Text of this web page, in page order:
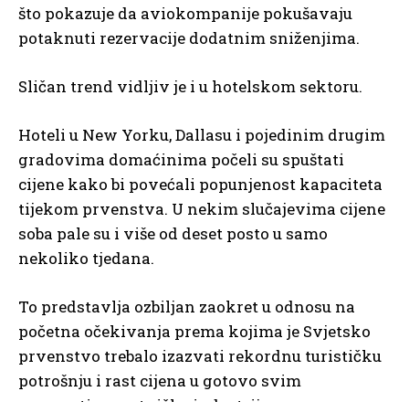
što pokazuje da aviokompanije pokušavaju
potaknuti rezervacije dodatnim sniženjima.
Sličan trend vidljiv je i u hotelskom sektoru.
Hoteli u New Yorku, Dallasu i pojedinim drugim
gradovima domaćinima počeli su spuštati
cijene kako bi povećali popunjenost kapaciteta
tijekom prvenstva. U nekim slučajevima cijene
soba pale su i više od deset posto u samo
nekoliko tjedana.
To predstavlja ozbiljan zaokret u odnosu na
početna očekivanja prema kojima je Svjetsko
prvenstvo trebalo izazvati rekordnu turističku
potrošnju i rast cijena u gotovo svim